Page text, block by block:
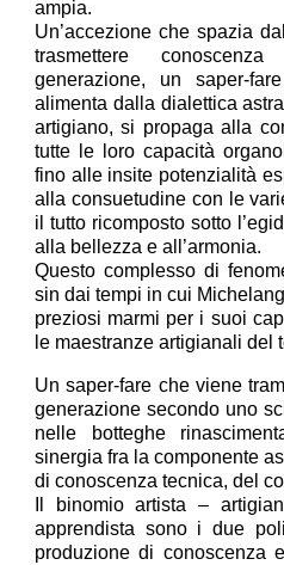
ampia.
Un’accezione che spazia
trasmettere
generazione, un saper-
alimenta dalla dialettica
artigiano, si propaga alla
tutte le loro capacità
fino alle insite potenzialità
alla consuetudine con le
il tutto ricomposto sotto
alla bellezza e all’armonia.
Questo complesso di
sin dai tempi in cui
preziosi marmi per i suoi
le maestranze artigianali del
Un saper-fare che viene
generazione secondo uno
nelle botteghe
sinergia fra la componente
di conoscenza tecnica, del
Il binomio artista –
apprendista sono i due
produzione di conoscenza